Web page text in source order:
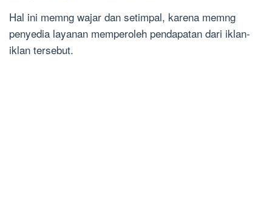
Hal ini memng wajar dan setimpal, karena memng
penyedia layanan memperoleh pendapatan dari iklan-
iklan tersebut.